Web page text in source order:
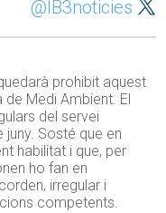
@IB3noticies
prohibit aquest
Medi Ambient. El
del servei
juny. Sosté que en
habilitat i que, per
ho fan en
irregular i
competents.